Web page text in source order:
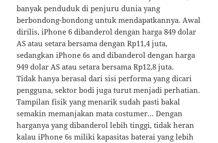
banyak penduduk di penjuru dunia yang
berbondong-bondong untuk mendapatkannya. Awal
dirilis, iPhone 6 dibanderol dengan harga 849 dolar
AS atau setara bersama dengan Rp11,4 juta,
sedangkan iPhone 6s and dibanderol dengan harga
949 dolar AS atau setara bersama Rp12,8 juta.
Tidak hanya berasal dari sisi performa yang dicari
pengguna, sektor bodi juga turut menjadi perhatian.
Tampilan fisik yang menarik sudah pasti bakal
semakin memanjakan mata costumer… Dengan
harganya yang dibanderol lebih tinggi, tidak heran
kalau iPhone 6s miliki kapasitas baterai yang lebih